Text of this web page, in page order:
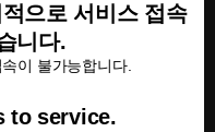
으로 서비스 접속
니다.
이 불가능합니다.
to service.